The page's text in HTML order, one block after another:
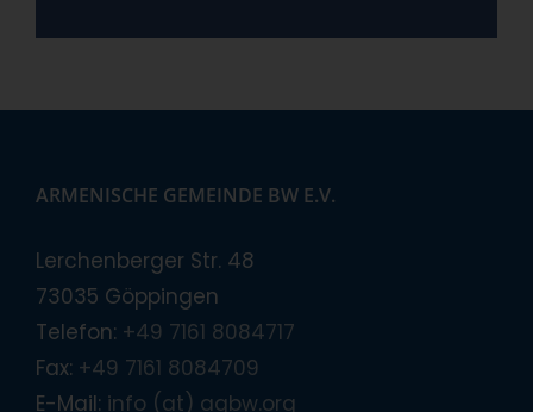
ARMENISCHE GEMEINDE BW E.V.
Lerchenberger Str. 48
73035 Göppingen
Telefon: +49 7161 8084717
Fax: +49 7161 8084709
E-Mail: info (at) agbw.org